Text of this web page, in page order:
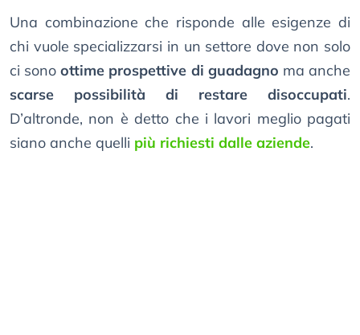
Una combinazione che risponde alle esigenze di
chi vuole specializzarsi in un settore dove non solo
ci sonoottime prospettive di guadagno ma anche
scarse possibilità di restare disoccupati.
D’altronde, non è detto che i lavori meglio pagati
siano anche quelli più richiesti dalle aziende.